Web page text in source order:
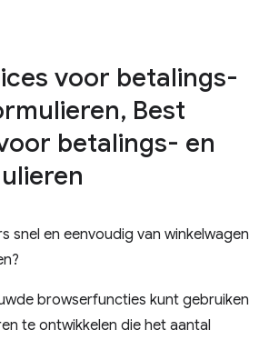
voor betalings-
Best
betalings- en
snel en eenvoudig van winkelwagen
browserfuncties kunt gebruiken
te ontwikkelen die het aantal